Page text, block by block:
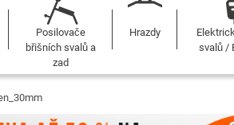
Posilovače
břišních svalů a
zad
Hrazdy
svalů /